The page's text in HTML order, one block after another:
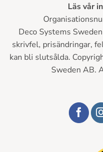
Läs vår
Deco Systems
skrivfel, prisändringar,
kan bli slutsålda.
Sweden AB.